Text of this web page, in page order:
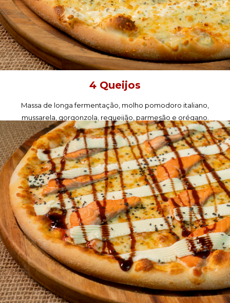
4 Queijos
Massa de longa fermentação, molho pomodoro italiano,
mussarela, gorgonzola, requeijão, parmesão e orégano.
PEÇA AGORA!